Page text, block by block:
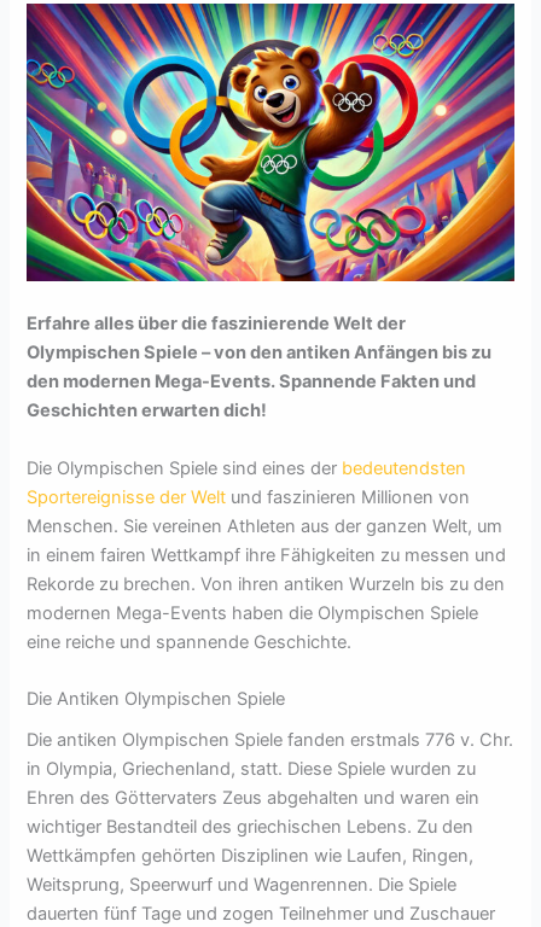
Erfahre alles über die faszinierende Welt der
Olympischen Spiele – von den antiken Anfängen bis zu
den modernen Mega-Events. Spannende Fakten und
Geschichten erwarten dich!
Die Olympischen Spiele sind eines der bedeutendsten
Sportereignisse der Welt und faszinieren Millionen von
Menschen. Sie vereinen Athleten aus der ganzen Welt, um
in einem fairen Wettkampf ihre Fähigkeiten zu messen und
Rekorde zu brechen. Von ihren antiken Wurzeln bis zu den
modernen Mega-Events haben die Olympischen Spiele
eine reiche und spannende Geschichte.
Die Antiken Olympischen Spiele
Die antiken Olympischen Spiele fanden erstmals 776 v. Chr.
in Olympia, Griechenland, statt. Diese Spiele wurden zu
Ehren des Göttervaters Zeus abgehalten und waren ein
wichtiger Bestandteil des griechischen Lebens. Zu den
Wettkämpfen gehörten Disziplinen wie Laufen, Ringen,
Weitsprung, Speerwurf und Wagenrennen. Die Spiele
dauerten fünf Tage und zogen Teilnehmer und Zuschauer